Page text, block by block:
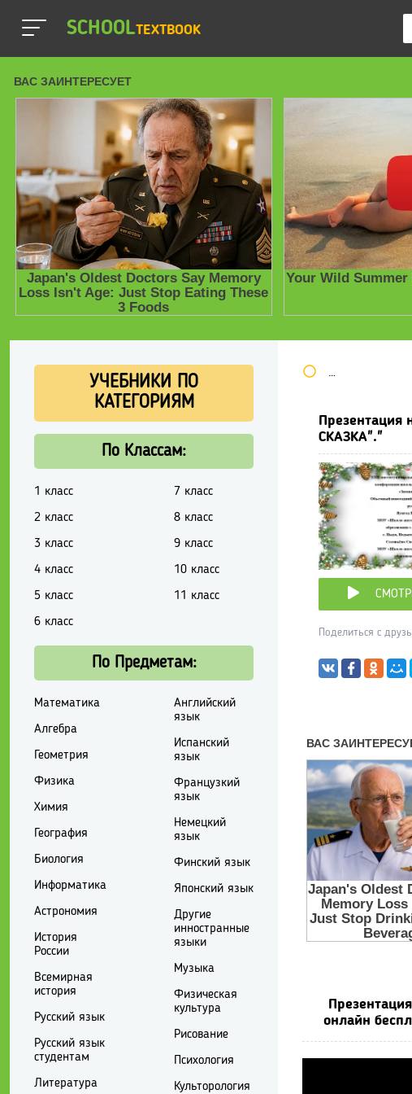
SCHOOLTEXTBOOK
Школьные
СКАЗКА"."
Поделиться с
онлайн
УЧЕБНИКИ ПО
КАТЕГОРИЯМ
По Классам:
1 класс
2 класс
3 класс
4 класс
5 класс
6 класс
7 класс
8 класс
9 класс
10 класс
11 класс
По Предметам:
Математика
Алгебра
Геометрия
Физика
Химия
География
Биология
Информатика
Астрономия
История
России
Всемирная
история
Русский язык
Русский язык
студентам
Литература
Английский
язык
Испанский
язык
Французкий
язык
Немецкий
язык
Финский язык
Японский язык
Другие
инностранные
языки
Музыка
Физическая
культура
Рисование
Психология
Культорология